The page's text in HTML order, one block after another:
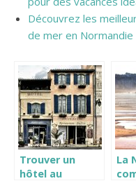
Découvrez les
de mer en Normandie
Trouver un
hôtel au
La